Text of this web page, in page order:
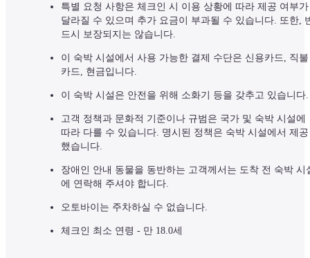
특별 요청 사항은 체크인 시 이용 상황에 따라 제공 여부가
달라질 수 있으며 추가 요금이 부과될 수 있습니다. 또한,
드시 보장되지는 않습니다.
이 숙박 시설에서 사용 가능한 결제 수단은 신용카드, 직불
카드, 현금입니다.
이 숙박 시설은 안전을 위해 소화기 등을 갖추고 있습니다.
고객 정책과 문화적 기준이나 규범은 국가 및 숙박 시설에
따라 다를 수 있습니다. 명시된 정책은 숙박 시설에서 제공
했습니다.
장애인 안내 동물을 동반하는 고객께서는 도착 전 숙박 시
에 연락해 주셔야 합니다.
오토바이는 주차하실 수 없습니다.
체크인 최소 연령 - 만 18.0세